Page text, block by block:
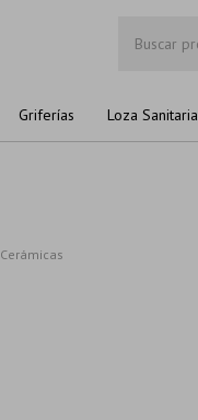
Griferías Loza Sanitaria
Cerámicas